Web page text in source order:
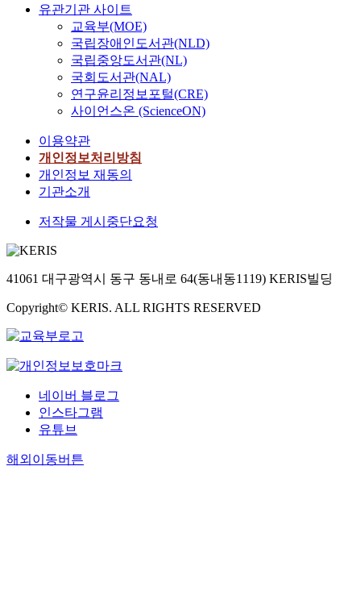
유관기관 사이트
교육부(MOE)
국립장애인도서관(NLD)
국립중앙도서관(NL)
국회도서관(NAL)
연구윤리정보포털(CRE)
사이언스온 (ScienceON)
이용약관
개인정보처리방침
개인정보 재동의
기관소개
저작물 게시중단요청
41061 대구광역시 동구 동내로 64(동내동1119) KERIS빌딩
Copyright© KERIS. ALL RIGHTS RESERVED
네이버 블로그
인스타그램
유튜브
해외이동버튼